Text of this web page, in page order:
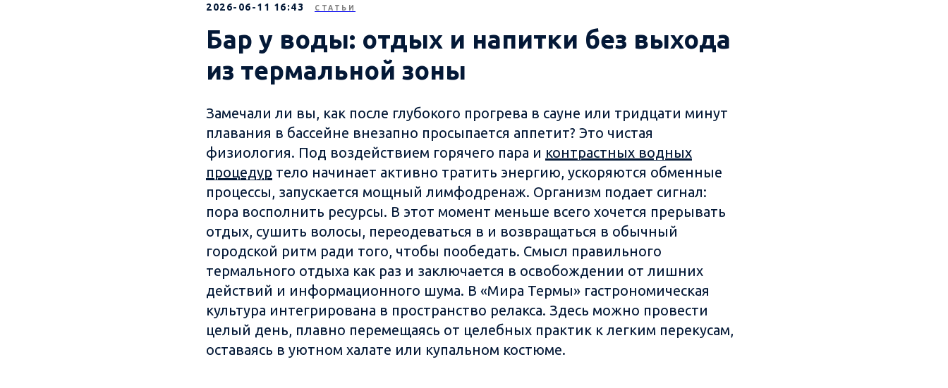
2026-06-11 16:43 СТАТЬИ
Бар у воды: отдых и напитки без выхода
из термальной зоны
Замечали ли вы, как после глубокого прогрева в сауне или тридцати минут
плавания в бассейне внезапно просыпается аппетит? Это чистая
физиология. Под воздействием горячего пара и контрастных водных
процедур тело начинает активно тратить энергию, ускоряются обменные
процессы, запускается мощный лимфодренаж. Организм подает сигнал:
пора восполнить ресурсы. В этот момент меньше всего хочется прерывать
отдых, сушить волосы, переодеваться в и возвращаться в обычный
городской ритм ради того, чтобы пообедать. Смысл правильного
термального отдыха как раз и заключается в освобождении от лишних
действий и информационного шума. В «Мира Термы» гастрономическая
культура интегрирована в пространство релакса. Здесь можно провести
целый день, плавно перемещаясь от целебных практик к легким перекусам,
оставаясь в уютном халате или купальном костюме.